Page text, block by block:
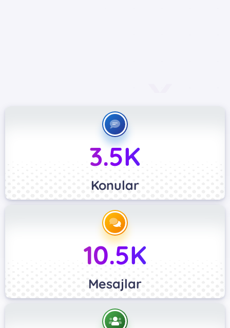
3.5K
Konular
10.5K
Mesajlar